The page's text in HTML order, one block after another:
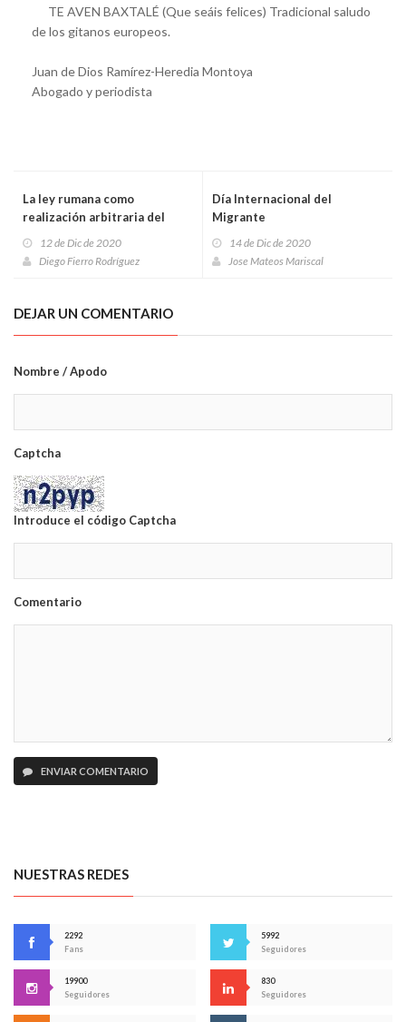
TE AVEN BAXTALÉ (Que seáis felices) Tradicional saludo
de los gitanos europeos.
Juan de Dios Ramírez-Heredia Montoya
Abogado y periodista
La ley rumana como
realización arbitraria del
propio derecho
12 de Dic de 2020
Diego Fierro Rodríguez
Día Internacional del
Migrante
14 de Dic de 2020
Jose Mateos Mariscal
DEJAR UN COMENTARIO
Nombre / Apodo
Captcha
Introduce el código Captcha
Comentario
ENVIAR COMENTARIO
NUESTRAS REDES
2292
Fans
5992
Seguidores
19900
Seguidores
830
Seguidores